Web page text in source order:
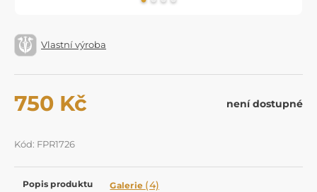
Vlastní výroba
750 Kč není dostupné
Kód: FPR1726
Popis produktu Galerie (4)